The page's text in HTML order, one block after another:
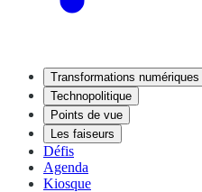
Transformations numériques
Technopolitique
Points de vue
Les faiseurs
Défis
Agenda
Kiosque